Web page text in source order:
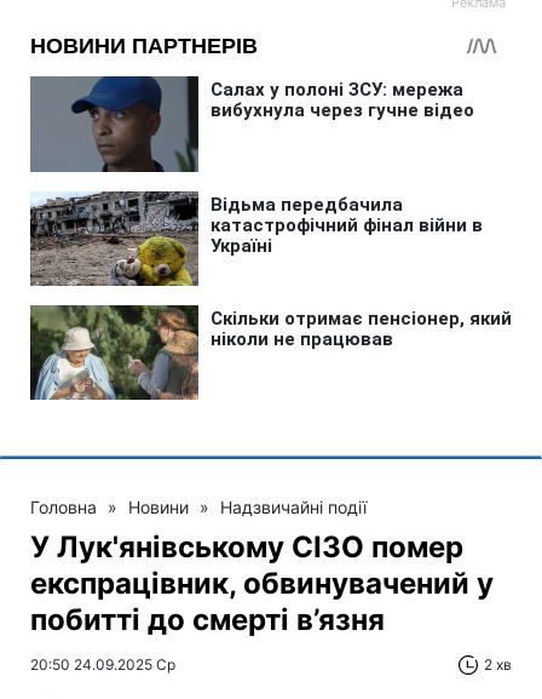
Головна » Новини » Надзвичайні події
У Лук'янівському СІЗО помер
експрацівник, обвинувачений у
побитті до смерті в’язня
20:50 24.09.2025 Ср 2 хв